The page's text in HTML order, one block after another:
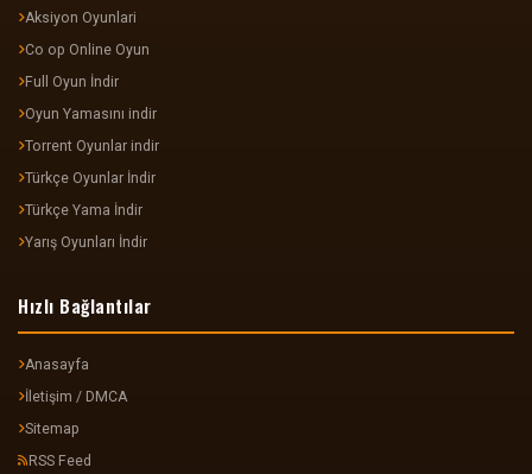
Aksiyon Oyunlari
Co op Online Oyun
Full Oyun İndir
Oyun Yamasını indir
Torrent Oyunlar indir
Türkçe Oyunlar İndir
Türkçe Yama İndir
Yarış Oyunları İndir
Hızlı Bağlantılar
Anasayfa
İletişim / DMCA
Sitemap
RSS Feed